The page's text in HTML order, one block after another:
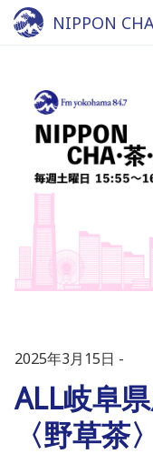
NIPPON
2025年3月15日
ALL岐阜
〈野草茶